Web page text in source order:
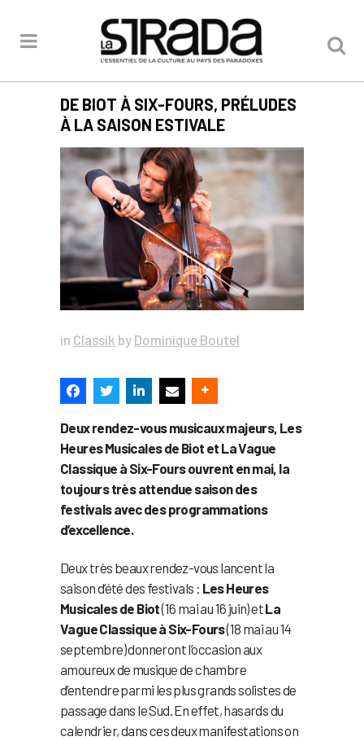
DE BIOT À SIX-FOURS, PRÉLUDES
À LA SAISON ESTIVALE
in Classik by Dominique Boutel
Deux rendez-vous musicaux majeurs, Les
Heures Musicales de Biot et La Vague
Classique à Six-Fours ouvrent en mai, la
toujours très attendue saison des
festivals avec des programmations
d’excellence.
Deux très beaux rendez-vous lancent la
saison d’été des festivals : Les Heures
Musicales de Biot(16 mai au 16 juin) etLa
Vague Classique à Six-Fours(18 mai au 14
septembre) donneront l’occasion aux
amoureux de musique de chambre
d’entendre parmi les plus grands solistes de
passage dans le Sud. En effet, hasards du
calendrier, dans ces deux manifestations on